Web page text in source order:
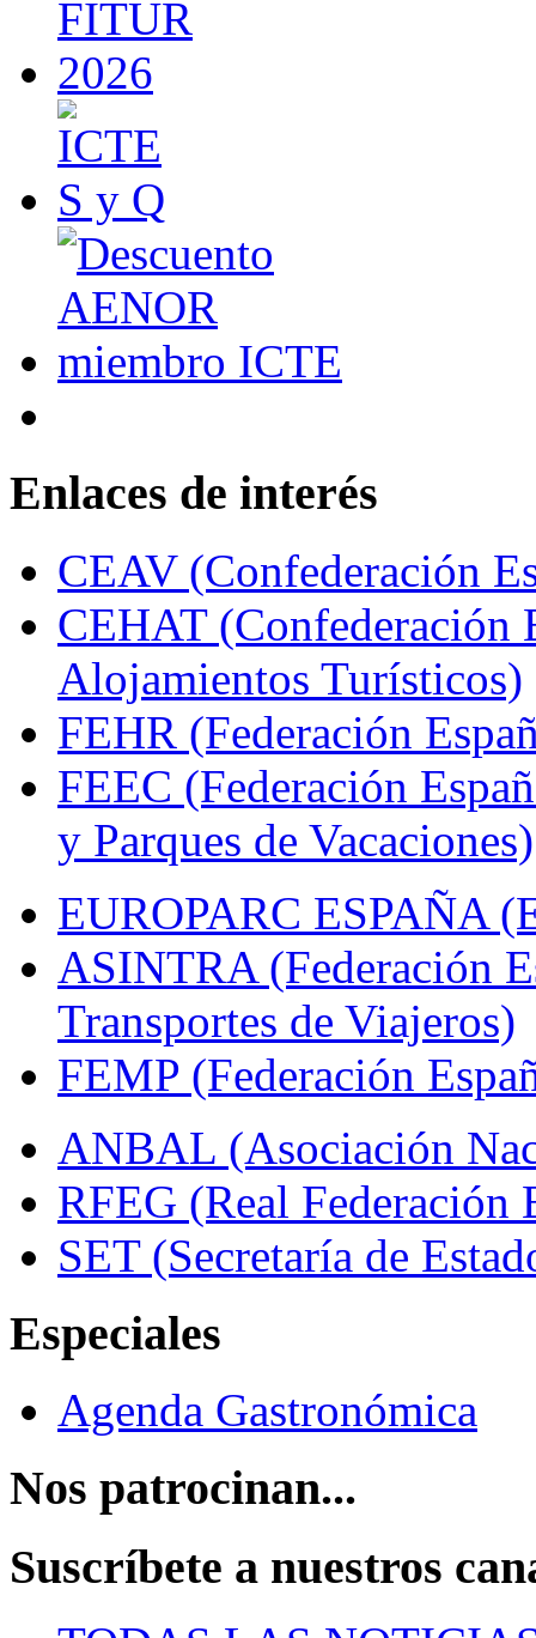
Enlaces de interés
CEAV (Confederación
CEHAT (Confederación
Alojamientos Turísticos)
FEHR (Federación
FEEC (Federación
y Parques de Vacaciones)
EUROPARC ESPAÑA
ASINTRA (Federación
Transportes de Viajeros)
FEMP (Federación
ANBAL (Asociación
RFEG (Real Federación
SET (Secretaría de
Especiales
Agenda Gastronómica
Nos patrocinan...
Suscríbete a nuestros